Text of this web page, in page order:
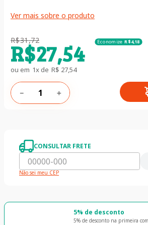
Ver mais sobre o produto
R$31,72 Economize R$4,18
R$27,54
ou em 1x de R$ 27,54
＋
－
CONSULTAR FRETE
Não sei meu CEP
5% de desconto
5% de desconto na primeira